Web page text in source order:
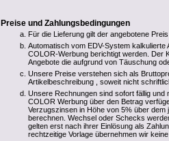
Preise und Zahlungsbedingungen
Für die Lieferung gilt der angebotene
Automatisch vom EDV-System
COLOR-Werbung berichtigt werden. Der
Angebote die aufgrund von Täuschung
Unsere Preise verstehen sich als
Artikelbeschreibung , soweit nicht
Unsere Rechnungen sind sofort fällig und
COLOR Werbung über den Betrag
Verzugszinsen in Höhe von 5% über
berechnen. Wechsel oder Schecks
gelten erst nach ihrer Einlösung als
rechtzeitige Vorlage übernehmen wir keine